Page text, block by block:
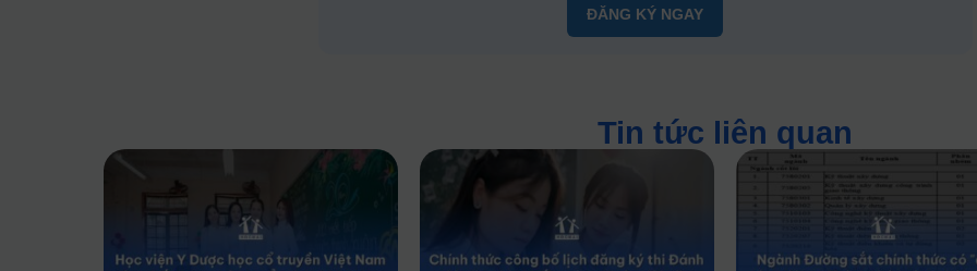
ĐĂNG KÝ NGAY
Tin tức liên quan